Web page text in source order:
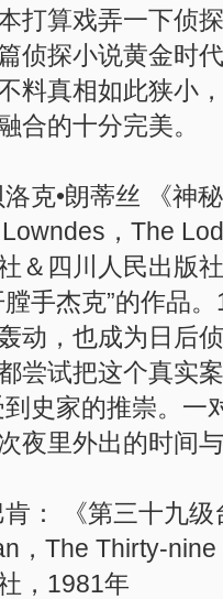
打算戏弄一下侦
侦探小说黄金时
料真相如此狭小
合的十分完美。
洛克•朗蒂丝 《神
Lowndes，The
＆四川人民出版
膛手杰克”的作品
动，也成为日后
尝试把这个真实
到史家的推崇。
夜里外出的时间
肯： 《第三十九
，The Thirty-
，1981年